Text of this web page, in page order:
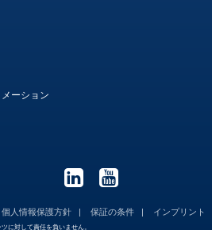
ーション
個人情報保護方針 保証の条件 インプリント
に対して責任を負いません。